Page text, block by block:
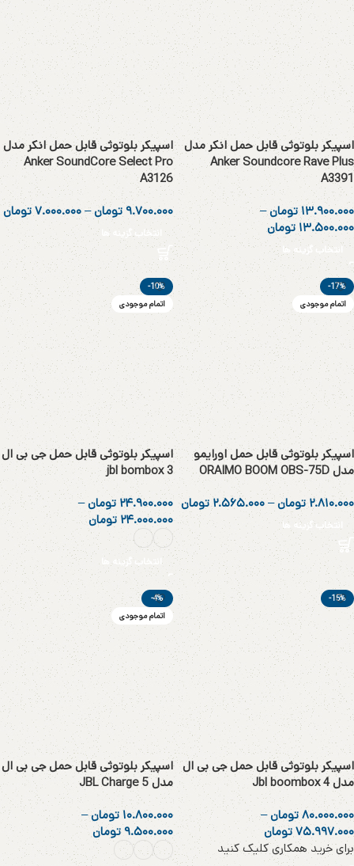
اسپیکر بلوتوثی قابل حمل انکر مدل
Anker Soundcore Rave Plus
A3391
۱۳.۹۰۰.۰۰۰تومان–
۱۳.۵۰۰.۰۰۰ تومان
انتخاب گزینه ها
اسپیکر بلوتوثی قابل حمل انکر مدل
Anker SoundCore Select Pro
A3126
۹.۷۰۰.۰۰۰تومان–۷.۰۰۰.۰۰۰تومان
انتخاب گزینه ها
-17%
اتمام موجودی
اسپیکر بلوتوثی قابل حمل اورایمو
مدل ORAIMO BOOM OBS-75D
۲.۸۱۰.۰۰۰ تومان–۲.۵۶۵.۰۰۰ تومان
انتخاب گزینه ها
-10%
اتمام موجودی
اسپیکر بلوتوثی قابل حمل جی بی ال
jbl bombox 3
۲۴.۹۰۰.۰۰۰ تومان–
۲۴.۰۰۰.۰۰۰ تومان
انتخاب گزینه ها
-15%
اسپیکر بلوتوثی قابل حمل جی بی ال
مدل Jbl boombox 4
۸۰.۰۰۰.۰۰۰تومان–
۷۵.۹۹۷.۰۰۰تومان
برای خرید همکاری کلیک کنید
انتخاب گزینه ها
-4%
اتمام موجودی
اسپیکر بلوتوثی قابل حمل جی بی ال
مدل JBL Charge 5
۱۰.۸۰۰.۰۰۰تومان–
۹.۵۰۰.۰۰۰تومان